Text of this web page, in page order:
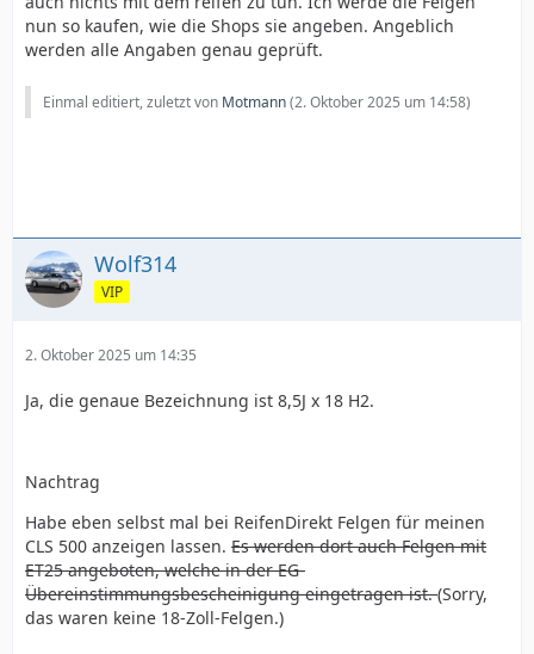
nun so kaufen, wie die Shops sie angeben. Angeblich
werden alle Angaben genau geprüft.
Einmal editiert, zuletzt von Motmann(2. Oktober 2025 um 14:58)
Wolf314
VIP
2. Oktober 2025 um 14:35
Ja, die genaue Bezeichnung ist 8,5J x 18 H2.
Nachtrag
Habe eben selbst mal bei ReifenDirekt Felgen für meinen
CLS 500 anzeigen lassen. Es werden dort auch Felgen mit
ET25 angeboten, welche in der EG-
Übereinstimmungsbescheinigung eingetragen ist.(Sorry,
das waren keine 18-Zoll-Felgen.)